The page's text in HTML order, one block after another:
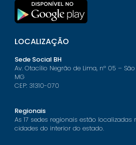
LOCALIZAÇÃO
Sede Social BH
Av. Otacílio Negrão de Lima, nº 05 –
MG
CEP: 31310-070
Regionais
As 17 sedes regionais estão
cidades do interior do estado.